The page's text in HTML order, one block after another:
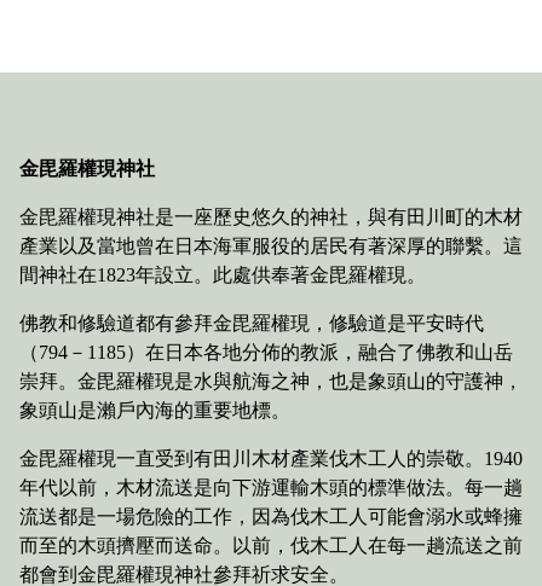
金毘羅權現神社
金毘羅權現神社是一座歷史悠久的神社，與有田川町的木材
產業以及當地曾在日本海軍服役的居民有著深厚的聯繫。這
間神社在1823年設立。此處供奉著金毘羅權現。
佛教和修驗道都有參拜金毘羅權現，修驗道是平安時代
（794－1185）在日本各地分佈的教派，融合了佛教和山岳
崇拜。金毘羅權現是水與航海之神，也是象頭山的守護神，
象頭山是瀨戶內海的重要地標。
金毘羅權現一直受到有田川木材產業伐木工人的崇敬。1940
年代以前，木材流送是向下游運輸木頭的標準做法。每一趟
流送都是一場危險的工作，因為伐木工人可能會溺水或蜂擁
而至的木頭擠壓而送命。以前，伐木工人在每一趟流送之前
都會到金毘羅權現神社參拜祈求安全。